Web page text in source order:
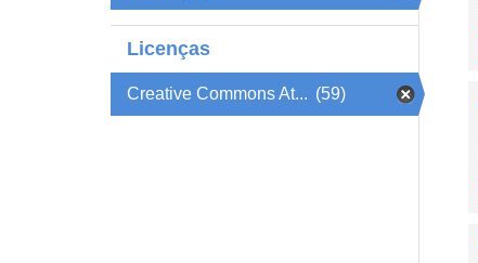
Licenças
Creative Commons At... (59)